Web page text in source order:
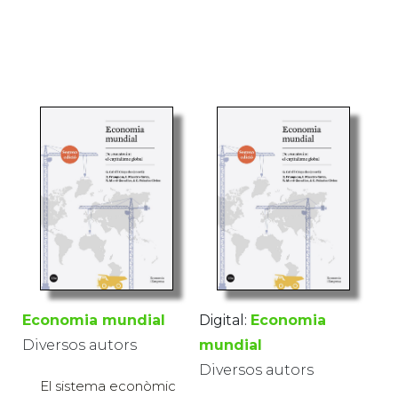
Economia mundial
Diversos autors
El sistema econòmic
Digital: Economia
mundial
Diversos autors